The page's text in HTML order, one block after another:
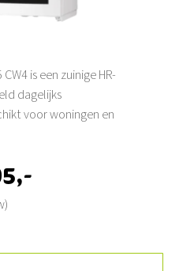
is een zuinige HR-
dagelijks
voor woningen en